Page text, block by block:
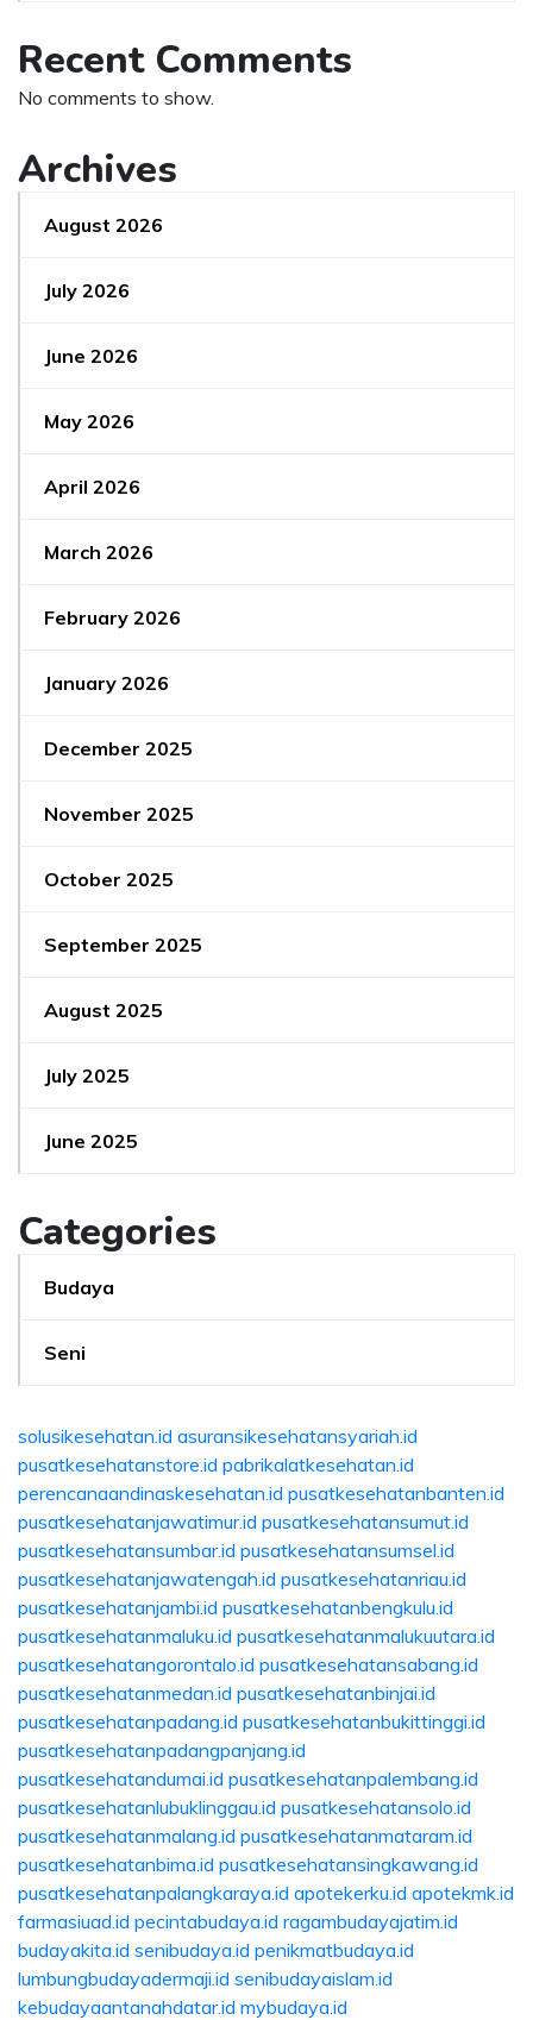
Recent Comments
No comments to show.
Archives
August 2026
July 2026
June 2026
May 2026
April 2026
March 2026
February 2026
January 2026
December 2025
November 2025
October 2025
September 2025
August 2025
July 2025
June 2025
Categories
Budaya
Seni
solusikesehatan.id asuransikesehatansyariah.id
pusatkesehatanstore.id pabrikalatkesehatan.id
perencanaandinaskesehatan.id pusatkesehatanbanten.id
pusatkesehatanjawatimur.id pusatkesehatansumut.id
pusatkesehatansumbar.id pusatkesehatansumsel.id
pusatkesehatanjawatengah.id pusatkesehatanriau.id
pusatkesehatanjambi.id pusatkesehatanbengkulu.id
pusatkesehatanmaluku.id pusatkesehatanmalukuutara.id
pusatkesehatangorontalo.id pusatkesehatansabang.id
pusatkesehatanmedan.id pusatkesehatanbinjai.id
pusatkesehatanpadang.id pusatkesehatanbukittinggi.id
pusatkesehatanpadangpanjang.id
pusatkesehatandumai.id pusatkesehatanpalembang.id
pusatkesehatanlubuklinggau.id pusatkesehatansolo.id
pusatkesehatanmalang.id pusatkesehatanmataram.id
pusatkesehatanbima.id pusatkesehatansingkawang.id
pusatkesehatanpalangkaraya.id apotekerku.id apotekmk.id
farmasiuad.id pecintabudaya.id ragambudayajatim.id
budayakita.id senibudaya.id penikmatbudaya.id
lumbungbudayadermaji.id senibudayaislam.id
kebudayaantanahdatar.id mybudaya.id